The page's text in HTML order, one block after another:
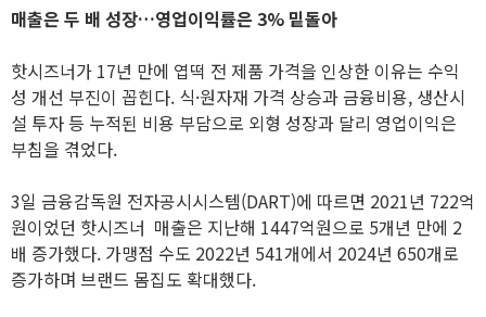
매출은 두 배 성장…영업이익률은 3% 밑돌아
핫시즈너가 17년 만에 엽떡 전 제품 가격을 인상한 이유는 수익
성 개선 부진이 꼽힌다. 식·원자재 가격 상승과 금융비용, 생산시
설 투자 등 누적된 비용 부담으로 외형 성장과 달리 영업이익은
부침을 겪었다.
3일 금융감독원 전자공시시스템(DART)에 따르면 2021년 722억
원이었던 핫시즈너 매출은 지난해 1447억원으로 5개년 만에 2
배 증가했다. 가맹점 수도 2022년 541개에서 2024년 650개로
증가하며 브랜드 몸집도 확대했다.